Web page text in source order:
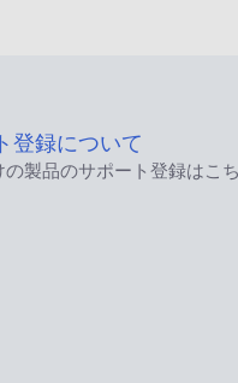
登録について
製品のサポート登録はこ